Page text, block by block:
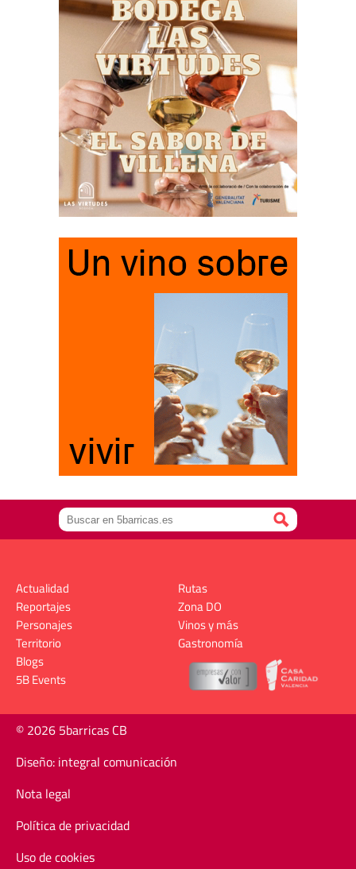
Actualidad
Reportajes
Personajes
Territorio
Rutas
Zona DO
Vinos y más
Gastronomía
Blogs
5B Events
© 2026 5barricas CB
Diseño: integral comunicación
Nota legal
Política de privacidad
Uso de cookies